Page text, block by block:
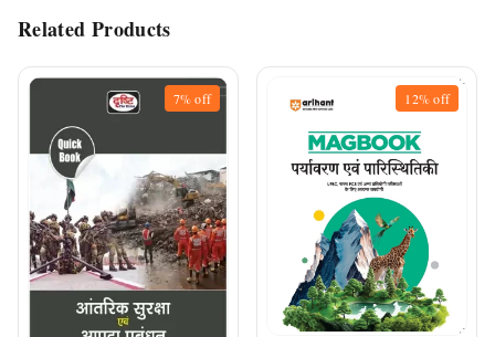
Related Products
7%off 12%off